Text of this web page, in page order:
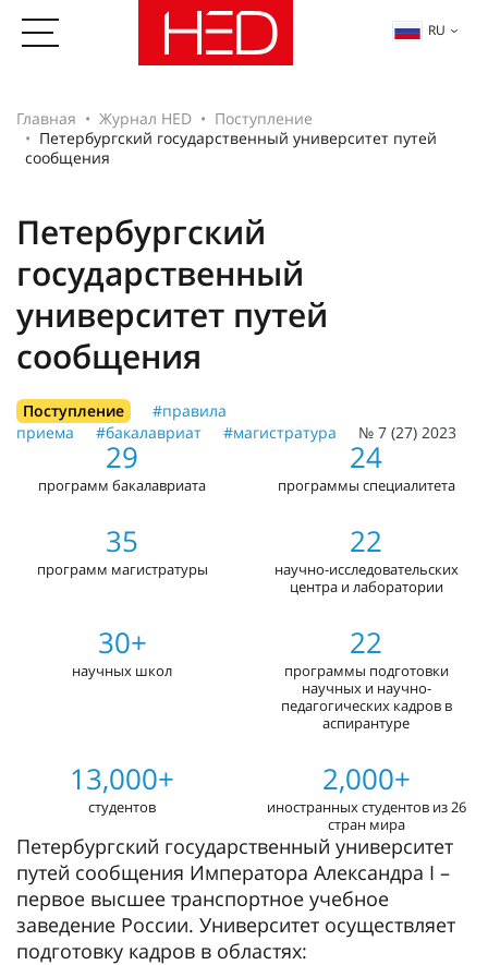
RU
Главная Журнал HED
Поступление
Петербургский государственный университет путей
сообщения
Петербургский
государственный
университет путей
сообщения
Поступление
#правила
приема
#бакалавриат #магистратура № 7 (27) 2023
29
программ бакалавриата
24
программы специалитета
35
программ магистратуры
22
научно-исследовательских
центра и лаборатории
30+
научных школ
22
программы подготовки
научных и научно-
педагогических кадров в
аспирантуре
13,000+
студентов
2,000+
иностранных студентов из 26
стран мира
Петербургский государственный университет
путей сообщения Императора Александра I –
первое высшее транспортное учебное
заведение России. Университет осуществляет
подготовку кадров в областях: